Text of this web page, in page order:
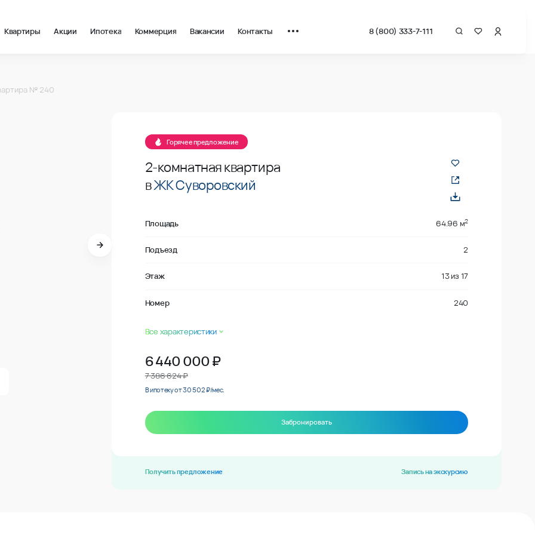
Квартиры Акции Ипотека Коммерция Вакансии Контакты 8 (800) 333-7-111
№ 240
Горячее предложение
2-комнатная квартира
вЖК Суворовский
Площадь 64.96 м2
Подъезд 2
Этаж 13из 17
Номер 240
Все характеристики
6 440 000₽
7 386 624 ₽
В ипотеку от 30 502 ₽/мес.
Забронировать
Получить предложение Запись на экскурсию